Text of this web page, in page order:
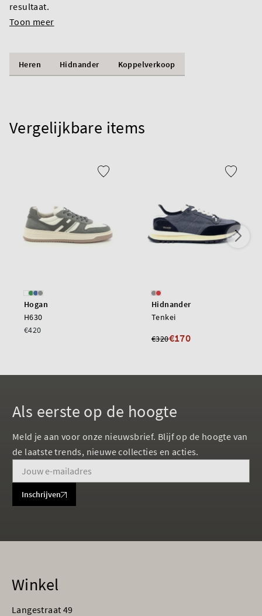
resultaat.
Toon meer
Heren Hidnander Koppelverkoop
Vergelijkbare items
Hogan
H630
€420
Hidnander
Tenkei
€320€170
Als eerste op de hoogte
Meld je aan voor onze nieuwsbrief. Blijf op de hoogte van
de laatste trends, nieuwe collecties en acties.
Inschrijven
Winkel
Langestraat 49